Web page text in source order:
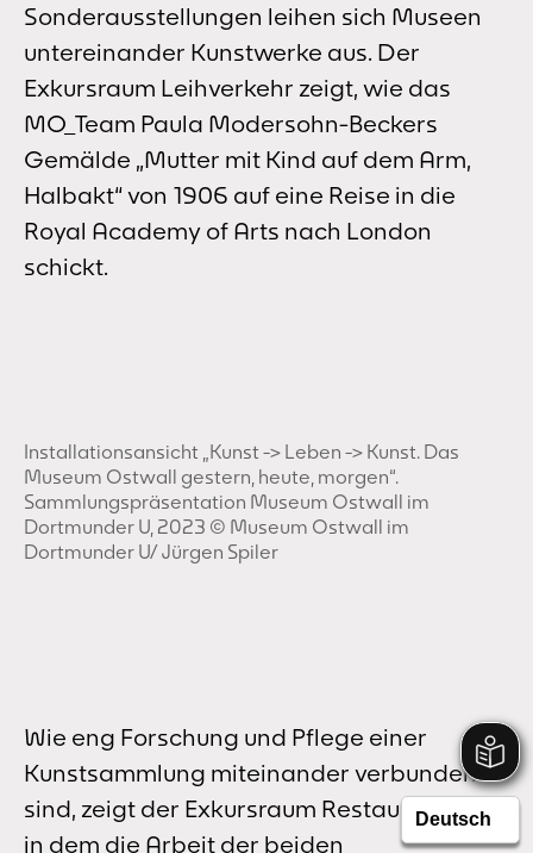
Sonderausstellungen leihen sich Museen
untereinander Kunstwerke aus. Der
Exkursraum Leihverkehr zeigt, wie das
MO_Team Paula Modersohn-Beckers
Gemälde „Mutter mit Kind auf dem Arm,
Halbakt“ von 1906 auf eine Reise in die
Royal Academy of Arts nach London
schickt.
Installationsansicht „Kunst -> Leben -> Kunst. Das
Museum Ostwall gestern, heute, morgen“.
Sammlungspräsentation Museum Ostwall im
Dortmunder U, 2023 © Museum Ostwall im
Dortmunder U/ Jürgen Spiler
Wie eng Forschung und Pflege einer
Kunstsammlung miteinander verbunden
sind, zeigt der Exkursraum Restaurierung,
in dem die Arbeit der beiden